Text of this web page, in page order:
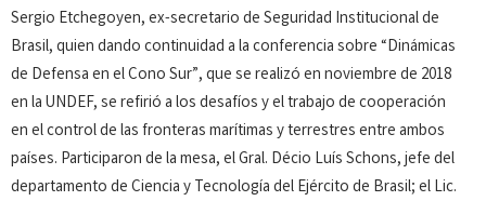
Sergio Etchegoyen, ex-secretario de Seguridad Institucional de
Brasil, quien dando continuidad a la conferencia sobre “Dinámicas
de Defensa en el Cono Sur”, que se realizó en noviembre de 2018
en la UNDEF, se refirió a los desafíos y el trabajo de cooperación
en el control de las fronteras marítimas y terrestres entre ambos
países. Participaron de la mesa, el Gral. Décio Luís Schons, jefe del
departamento de Ciencia y Tecnología del Ejército de Brasil; el Lic.